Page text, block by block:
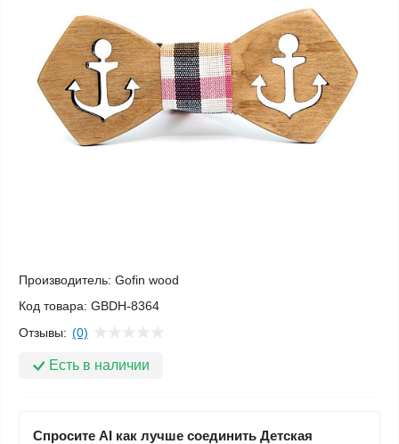
Производитель: Gofin wood
Код товара: GBDH-8364
Отзывы: (0)
Есть в наличии
Спросите AI как лучше соединить Детская